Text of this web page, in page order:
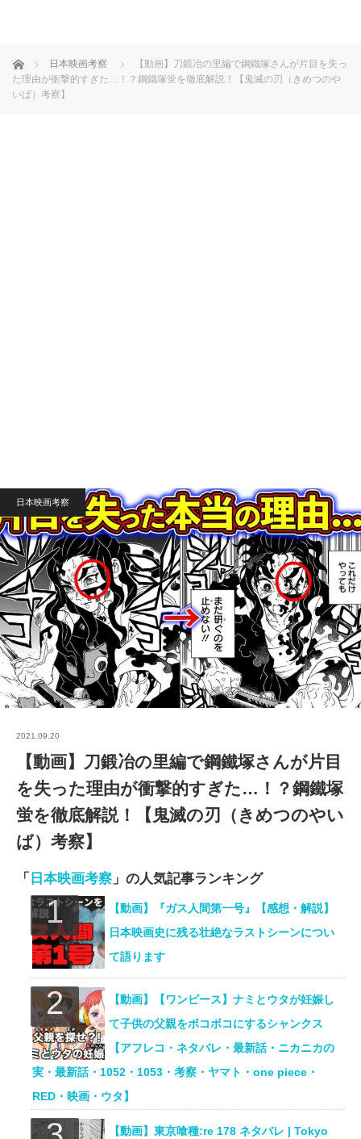
ホーム 日本映画考察
【動画】刀鍛冶の里編で鋼鐵塚さんが片目を失っ
た理由が衝撃的すぎた…！？鋼鐵塚蛍を徹底解説！【鬼滅の刃（きめつのや
いば）考察】
日本映画考察
2021.09.20
【動画】刀鍛冶の里編で鋼鐵塚さんが片目
を失った理由が衝撃的すぎた…！？鋼鐵塚
蛍を徹底解説！【鬼滅の刃（きめつのやい
ば）考察】
「 日本映画考察 」の人気記事ランキング
【動画】『ガス人間第一号』【感想・解説】
日本映画史に残る壮絶なラストシーンについ
て語ります
【動画】【ワンピース】ナミとウタが妊娠し
て子供の父親をボコボコにするシャンクス
【アフレコ・ネタバレ・最新話・ニカニカの
実・最新話・1052・1053・考察・ヤマト・one piece・
RED・映画・ウタ】
【動画】東京喰種:re 178 ネタバレ | Tokyo